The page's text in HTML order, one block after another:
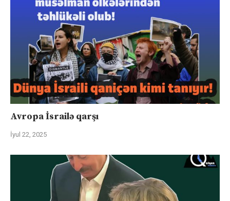
Avropa İsrailə qarşı
İyul 22, 2025